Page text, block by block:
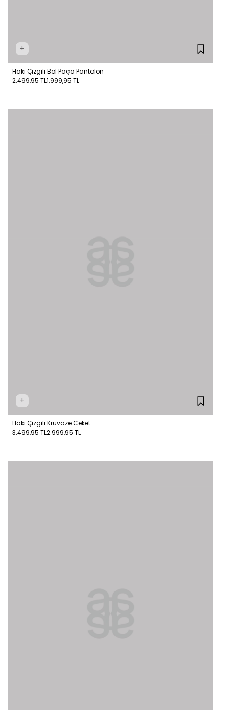
+
Haki Çizgili Bol Paça Pantolon
2.499,95 TL1.999,95 TL
+
Haki Çizgili Kruvaze Ceket
3.499,95 TL2.999,95 TL